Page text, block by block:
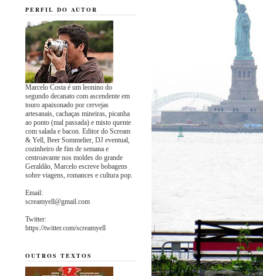
PERFIL DO AUTOR
Marcelo Costa é um leonino do
segundo decanato com ascendente em
touro apaixonado por cervejas
artesanais, cachaças mineiras, picanha
ao ponto (mal passada) e misto quente
com salada e bacon. Editor do Scream
& Yell, Beer Sommelier, DJ eventual,
cozinheiro de fim de semana e
centroavante nos moldes do grande
Geraldão, Marcelo escreve bobagens
sobre viagens, romances e cultura pop.
Email:
screamyell@gmail.com
Twitter:
https://twitter.com/screamyell
OUTROS TEXTOS